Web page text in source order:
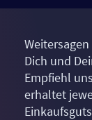
Dich und
Empfiehl
erhaltet